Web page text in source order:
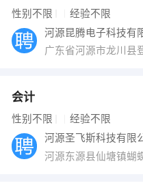
快递员
收银员
出纳
编辑
性别不限 经验不限
河源昆腾电子科技有
广东省河源市龙川县
会计
性别不限 经验不限
河源圣飞斯科技有限
河源东源县仙塘镇蝴